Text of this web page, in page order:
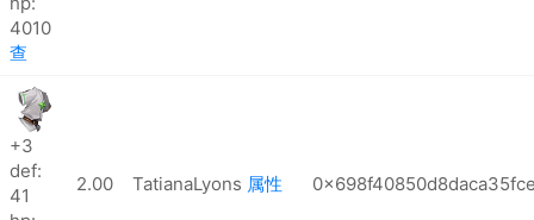
4010
查
+3
def:
41
2.00 TatianaLyons 属性